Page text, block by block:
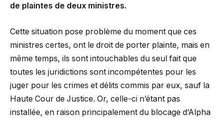
de plaintes de deux ministres.
Cette situation pose problème du moment que ces
ministres certes, ont le droit de porter plainte, mais en
même temps, ils sont intouchables du seul fait que
toutes les juridictions sont incompétentes pour les
juger pour les crimes et délits commis par eux, sauf la
Haute Cour de Justice. Or, celle-ci n’étant pas
installée, en raison principalement du blocage d’Alpha